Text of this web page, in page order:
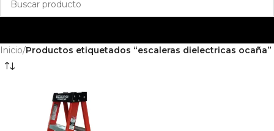
Inicio/Productos etiquetados “escaleras dielectricas ocaña”